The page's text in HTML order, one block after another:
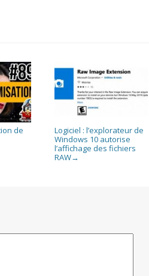
de
Logiciel : l’explorateur de
Windows 10 autorise
l’affichage des fichiers
RAW→